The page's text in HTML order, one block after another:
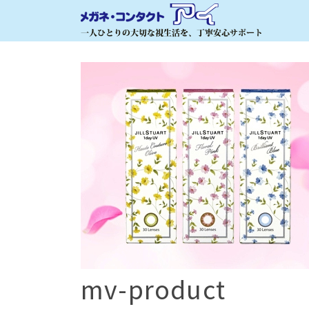
mv-product